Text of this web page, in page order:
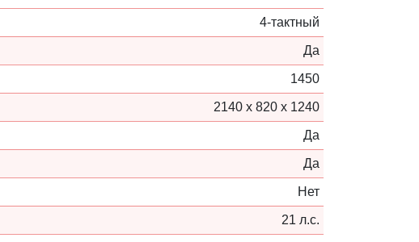
4-тактный
Да
1450
2140 х 820 х 1240
Да
Да
Нет
21 л.с.